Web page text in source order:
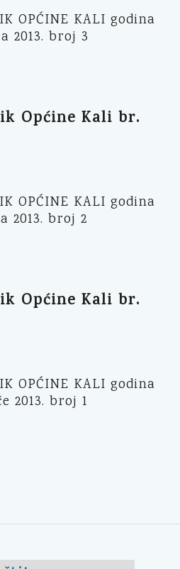
OPĆINE KALI godina
2013. broj 3
Općine Kali br.
OPĆINE KALI godina
2013. broj 2
Općine Kali br.
OPĆINE KALI godina
2013. broj 1